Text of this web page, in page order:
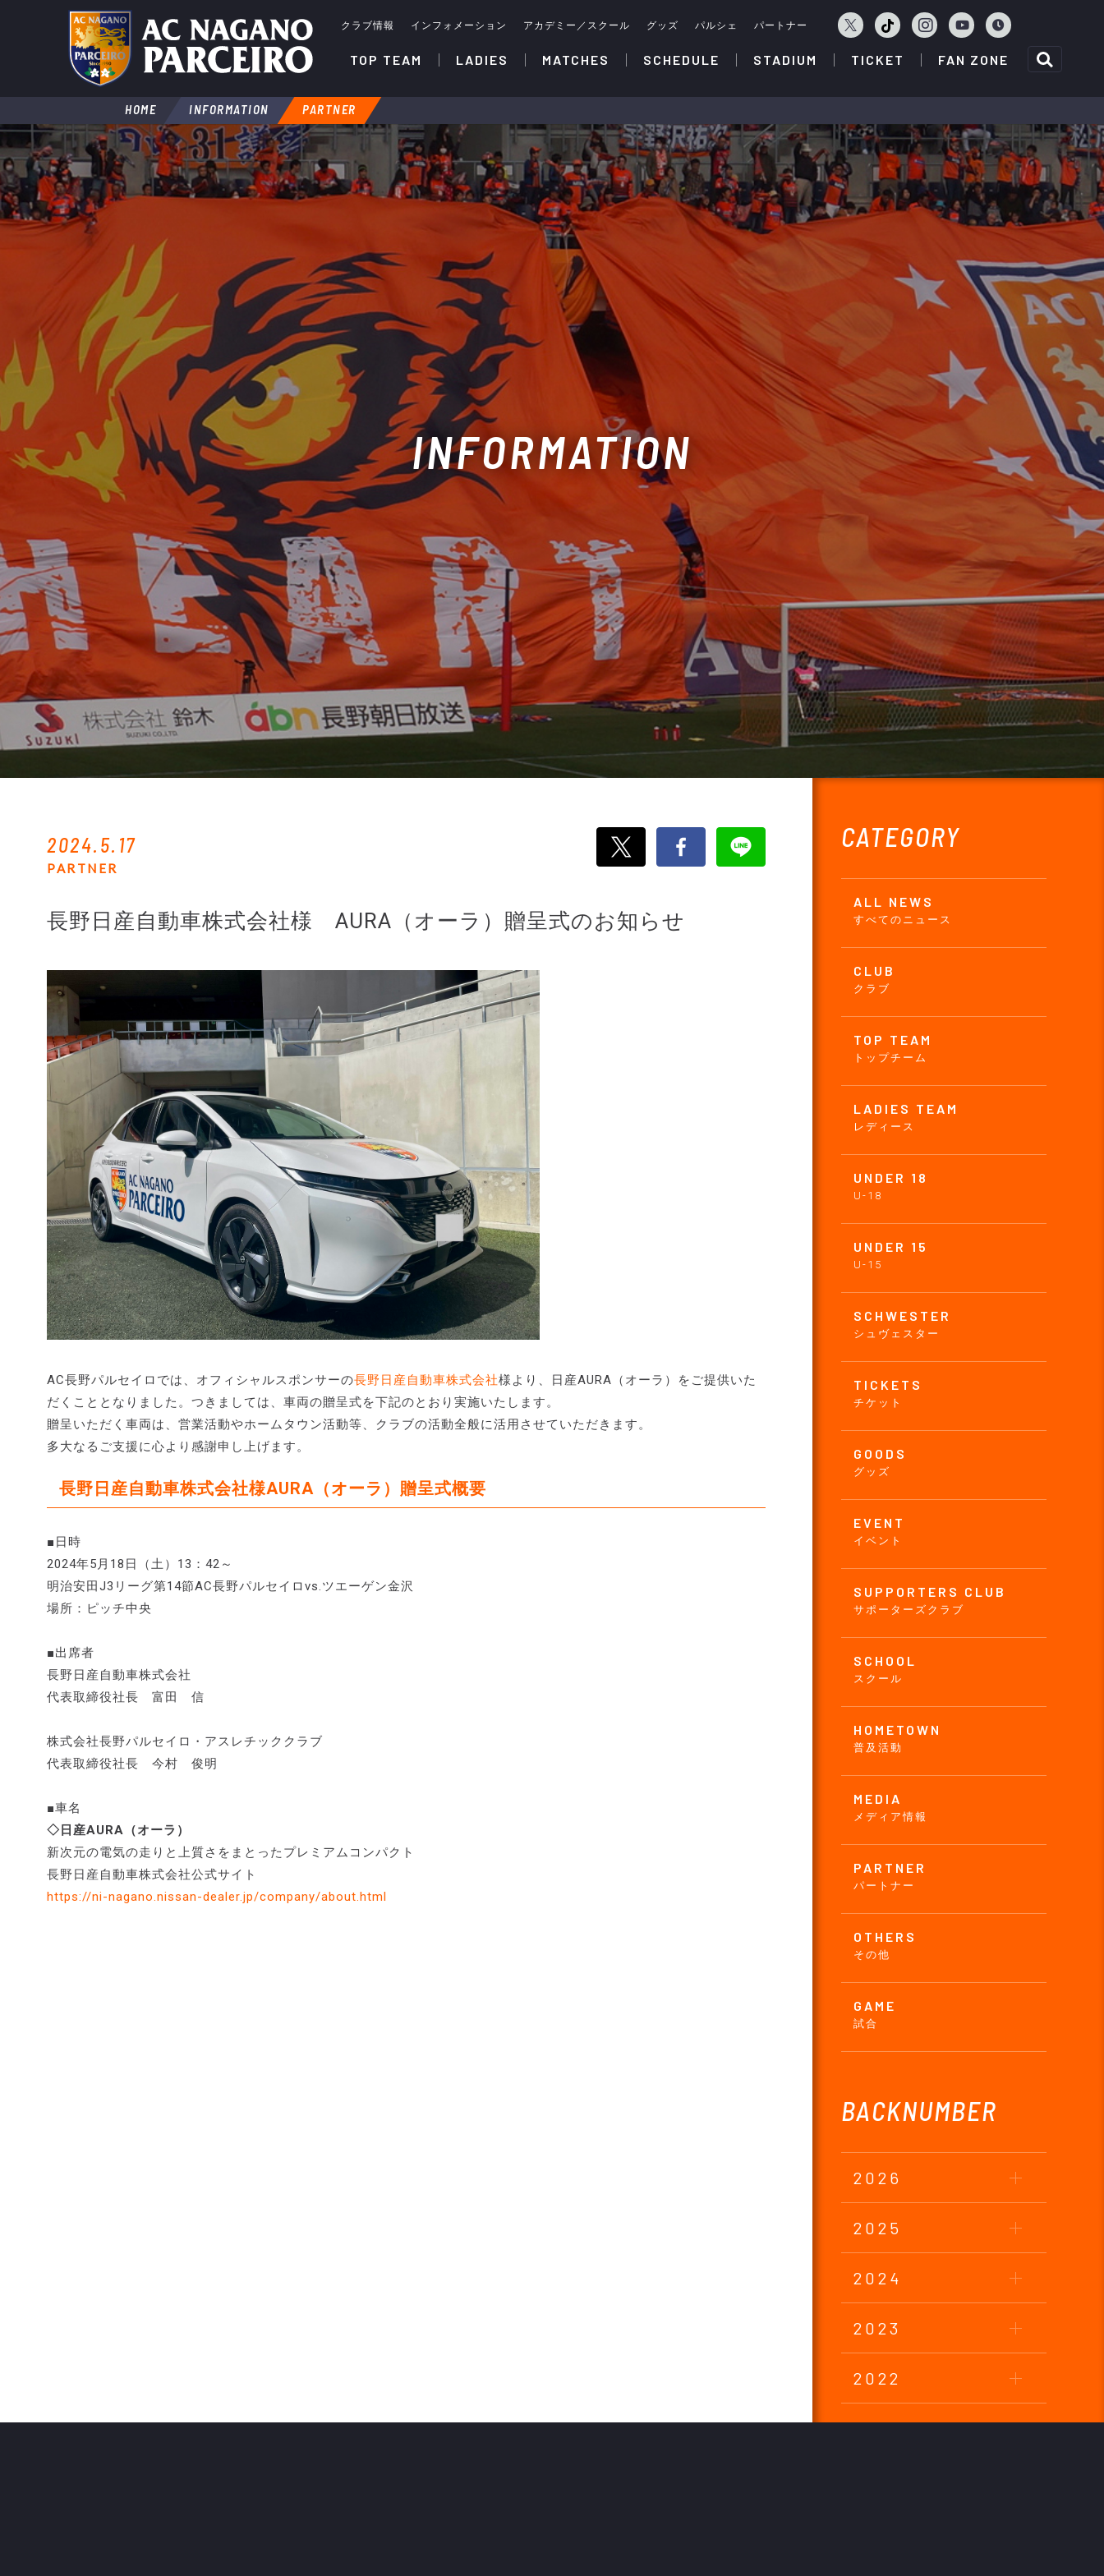
クラブ情報 インフォメーション アカデミー／スクール グッズ パルシェ パートナー
TOP TEAM LADIES MATCHES SCHEDULE STADIUM TICKET FAN ZONE
HOME INFORMATION PARTNER
INFORMATION
CATEGORY
ALL NEWS
すべてのニュース
CLUB
クラブ
TOP TEAM
トップチーム
LADIES TEAM
レディース
UNDER 18
U-18
UNDER 15
U-15
SCHWESTER
シュヴェスター
TICKETS
チケット
GOODS
グッズ
EVENT
イベント
SUPPORTERS CLUB
サポーターズクラブ
SCHOOL
スクール
HOMETOWN
普及活動
MEDIA
メディア情報
PARTNER
パートナー
OTHERS
その他
GAME
試合
BACKNUMBER
2026
2025
2024
2023
2022
2021
2024.5.17
PARTNER
長野日産自動車株式会社様 AURA（オーラ）贈呈式のお知らせ
AC長野パルセイロでは、オフィシャルスポンサーの長野日産自動車株式会社様より、日産AURA（オーラ）をご提供いた
だくこととなりました。つきましては、車両の贈呈式を下記のとおり実施いたします。
贈呈いただく車両は、営業活動やホームタウン活動等、クラブの活動全般に活用させていただきます。
多大なるご支援に心より感謝申し上げます。
長野日産自動車株式会社様AURA（オーラ）贈呈式概要
■日時
2024年5月18日（土）13：42～
明治安田J3リーグ第14節AC長野パルセイロvs.ツエーゲン金沢
場所：ピッチ中央
■出席者
長野日産自動車株式会社
代表取締役社長 富田 信
株式会社長野パルセイロ・アスレチッククラブ
代表取締役社長 今村 俊明
■車名
◇日産AURA（オーラ）
新次元の電気の走りと上質さをまとったプレミアムコンパクト
長野日産自動車株式会社公式サイト
https://ni-nagano.nissan-dealer.jp/company/about.html